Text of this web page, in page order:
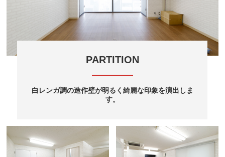
PARTITION
白レンガ調の造作壁が明るく綺麗な印象を演出しま
す。